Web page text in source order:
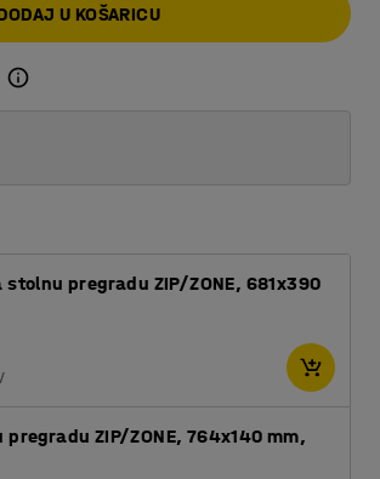
U KOŠARICU
stolnu pregradu ZIP/ZONE, 681x390
ZIP/ZONE, 764x140 mm,